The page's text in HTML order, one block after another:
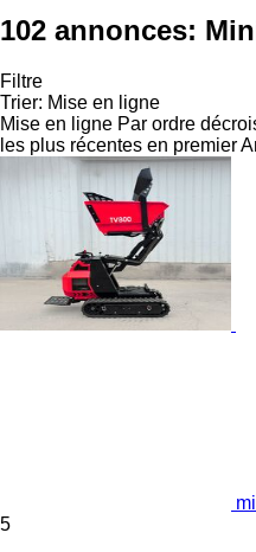
102 annonces:
Filtre
Trier: Mise en ligne
Mise en ligne Par ordre
les plus récentes en premier
5